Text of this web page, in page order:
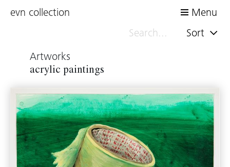
evn collection
Menu
Sort
Artworks
acrylic paintings